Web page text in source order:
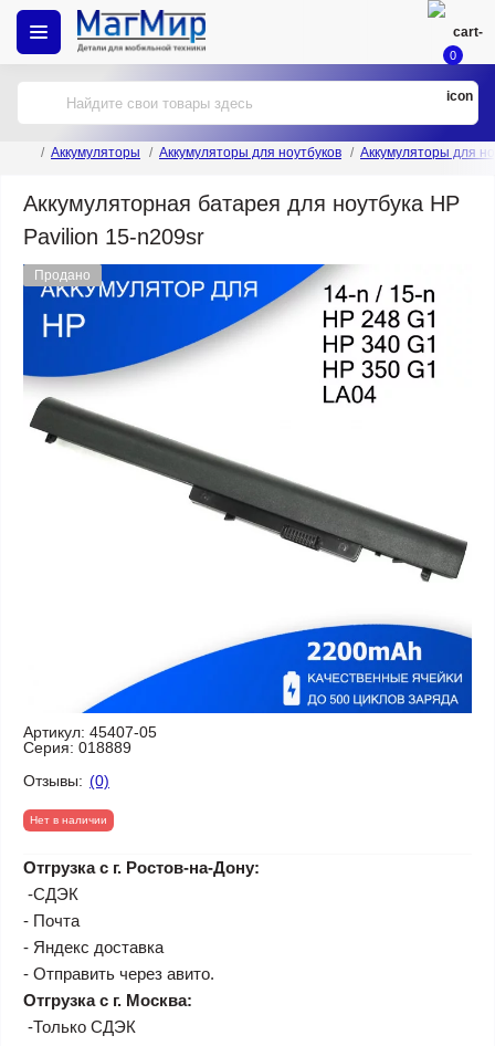
0
Аккумуляторы Аккумуляторы для ноутбуков Аккумуляторы для
Аккумуляторная батарея для ноутбука HP
Pavilion 15-n209sr
Продано
Артикул: 45407-05
Серия: 018889
Отзывы: (0)
Нет в наличии
Отгрузка с г. Ростов-на-Дону:
-СДЭК
- Почта
- Яндекс доставка
- Отправить через авито.
Отгрузка с г. Москва:
-Только СДЭК